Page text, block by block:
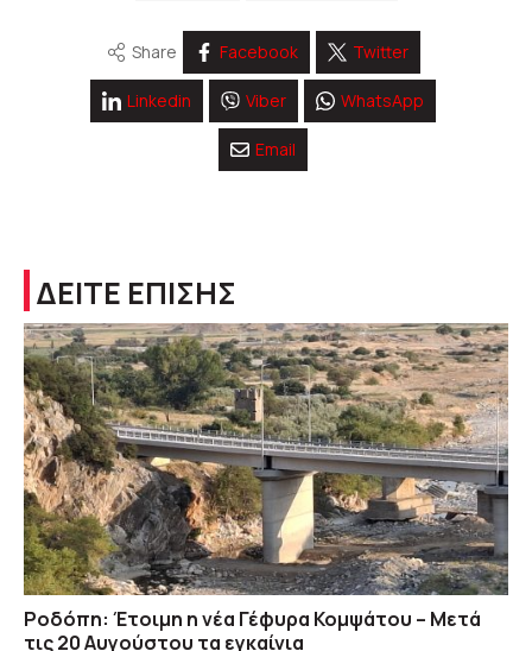
Share Facebook Twitter
Linkedin Viber WhatsApp
Email
ΔΕΙΤΕ ΕΠΙΣΗΣ
Ροδόπη: Έτοιμη η νέα Γέφυρα Κομψάτου – Μετά
τις 20 Αυγούστου τα εγκαίνια